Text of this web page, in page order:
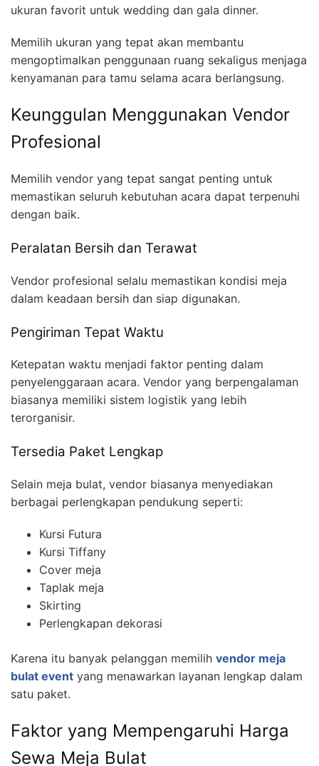
ukuran favorit untuk wedding dan gala dinner.
Memilih ukuran yang tepat akan membantu
mengoptimalkan penggunaan ruang sekaligus menjaga
kenyamanan para tamu selama acara berlangsung.
Keunggulan Menggunakan Vendor
Profesional
Memilih vendor yang tepat sangat penting untuk
memastikan seluruh kebutuhan acara dapat terpenuhi
dengan baik.
Peralatan Bersih dan Terawat
Vendor profesional selalu memastikan kondisi meja
dalam keadaan bersih dan siap digunakan.
Pengiriman Tepat Waktu
Ketepatan waktu menjadi faktor penting dalam
penyelenggaraan acara. Vendor yang berpengalaman
biasanya memiliki sistem logistik yang lebih
terorganisir.
Tersedia Paket Lengkap
Selain meja bulat, vendor biasanya menyediakan
berbagai perlengkapan pendukung seperti:
Kursi Futura
Kursi Tiffany
Cover meja
Taplak meja
Skirting
Perlengkapan dekorasi
Karena itu banyak pelanggan memilih vendor meja
bulat event yang menawarkan layanan lengkap dalam
satu paket.
Faktor yang Mempengaruhi Harga
Sewa Meja Bulat